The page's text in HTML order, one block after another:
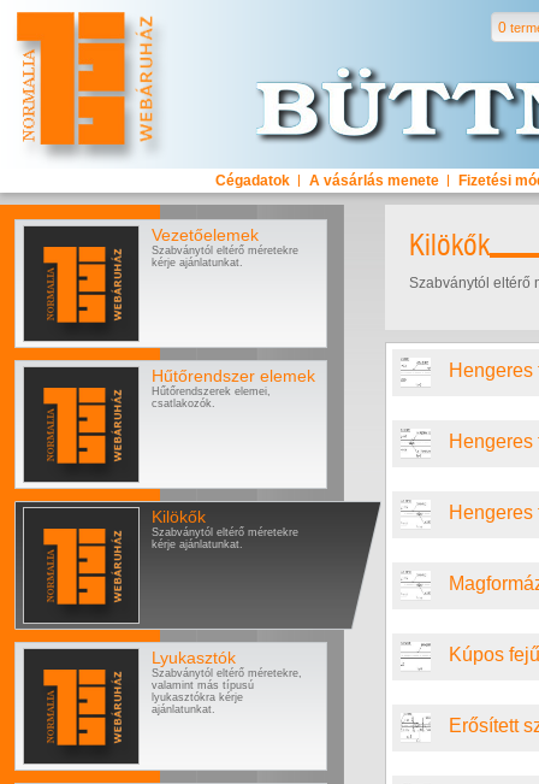
0
Cégadatok A vásárlás menete Fizetési
Vezetőelemek
Szabványtól eltérő méretekre
kérje ajánlatunkat.
Hűtőrendszer elemek
Hűtőrendszerek elemei,
csatlakozók.
Kilökők
Szabványtól eltérő méretekre
kérje ajánlatunkat.
Lyukasztók
Szabványtól eltérő méretekre,
valamint más típusú
lyukasztókra kérje
ajánlatunkat.
Kilökők
Szabványtól eltérő
Hengeres
Hengeres
Kúpos
Erősített